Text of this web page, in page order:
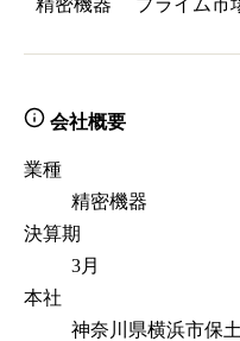
精密機器 プライム市
会社概要
業種
精密機器
決算期
3月
本社
神奈川県横浜市保